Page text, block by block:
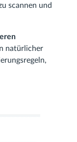
scannen und
natürlicher